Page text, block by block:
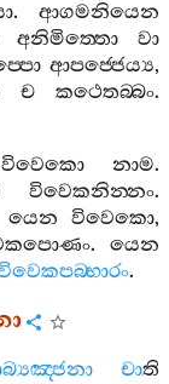
. ආගමනියෙන
අනිමිත‍්තො
වා
ආපජ‍්ජෙය්‍ය,
ච කථෙතබ‍්බං.
විවෙකො නාම.
විවෙකනින‍්නං.
යෙන විවෙකො,
.යෙන
.
චාති